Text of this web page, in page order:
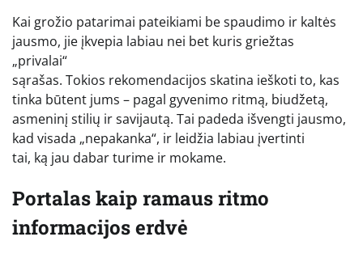
Kai grožio patarimai pateikiami be spaudimo ir kaltės
jausmo, jie įkvepia labiau nei bet kuris griežtas
„privalai“
sąrašas. Tokios rekomendacijos skatina ieškoti to, kas
tinka būtent jums – pagal gyvenimo ritmą, biudžetą,
asmeninį stilių ir savijautą. Tai padeda išvengti jausmo,
kad visada „nepakanka“, ir leidžia labiau įvertinti
tai, ką jau dabar turime ir mokame.
Portalas kaip ramaus ritmo
informacijos erdvė